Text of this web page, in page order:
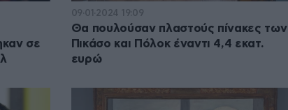
σε
09·01·2024 19:09
Θα πουλούσαν πλαστούς πίνακες των
Πικάσο και Πόλοκ έναντι 4,4 εκατ.
ευρώ